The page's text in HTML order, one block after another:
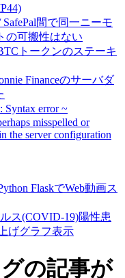
SafePal間で同一ニーモ
の可搬性はない
トークンのステーキ
Financeのサーバダ
error ~
misspelled or
the server configuration
FlaskでWeb動画ス
ス(COVID-19)陽性患
げグラフ表示
グの記事が